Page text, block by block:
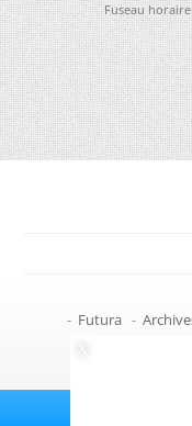
Fuseau
- Futura -